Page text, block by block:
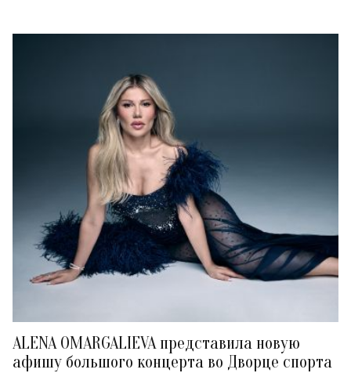
ALENA OMARGALIEVA представила новую
афишу большого концерта во Дворце спорта